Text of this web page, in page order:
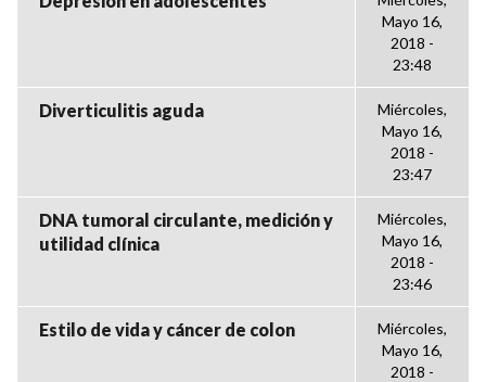
Mayo 16,
2018 -
23:48
Diverticulitis aguda
Miércoles,
Mayo 16,
2018 -
23:47
DNA tumoral circulante, medición y
utilidad clínica
Miércoles,
Mayo 16,
2018 -
23:46
Estilo de vida y cáncer de colon
Miércoles,
Mayo 16,
2018 -